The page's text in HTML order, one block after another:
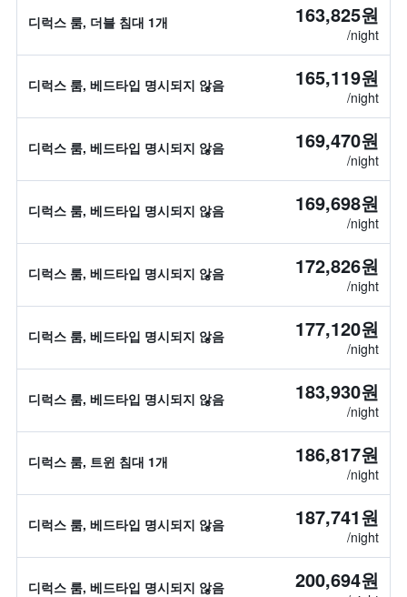
디럭스 룸, 더블 침대 1개 163,825원
/night
디럭스 룸, 베드타입 명시되지 않음 165,119원
/night
디럭스 룸, 베드타입 명시되지 않음 169,470원
/night
디럭스 룸, 베드타입 명시되지 않음 169,698원
/night
디럭스 룸, 베드타입 명시되지 않음 172,826원
/night
디럭스 룸, 베드타입 명시되지 않음 177,120원
/night
디럭스 룸, 베드타입 명시되지 않음 183,930원
/night
디럭스 룸, 트윈 침대 1개 186,817원
/night
디럭스 룸, 베드타입 명시되지 않음 187,741원
/night
디럭스 룸, 베드타입 명시되지 않음 200,694원